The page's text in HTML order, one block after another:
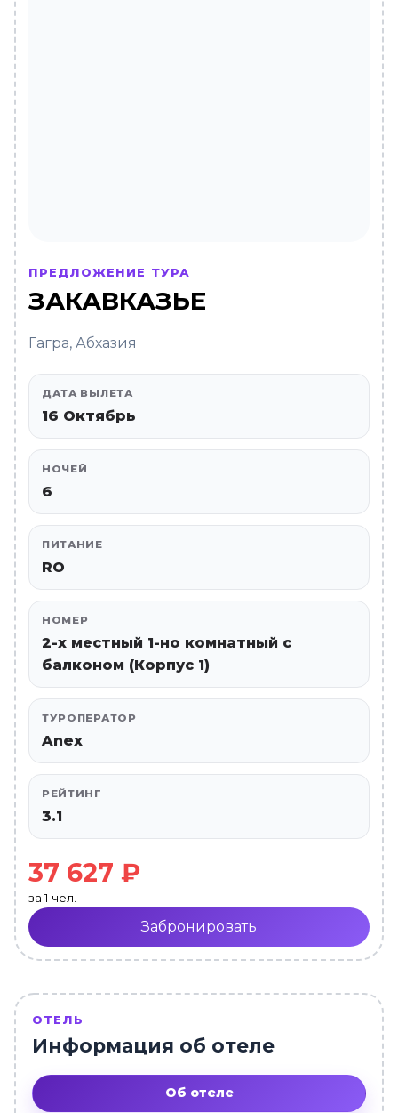
ПРЕДЛОЖЕНИЕ ТУРА
ЗАКАВКАЗЬЕ
Гагра, Абхазия
ДАТА ВЫЛЕТА
16 Октябрь
НОЧЕЙ
6
ПИТАНИЕ
RO
НОМЕР
2-х местный 1-но комнатный с
балконом (Корпус 1)
ТУРОПЕРАТОР
Anex
РЕЙТИНГ
3.1
37 627 ₽
за 1 чел.
Забронировать
ОТЕЛЬ
Информация об отеле
Об отеле